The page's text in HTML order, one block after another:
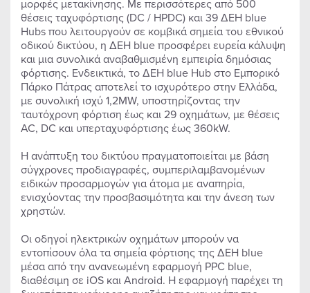
μορφές μετακίνησης. Με περισσότερες από 500
θέσεις ταχυφόρτισης (DC / HPDC) και 39 ΔΕΗ blue
Hubs που λειτουργούν σε κομβικά σημεία του εθνικού
οδικού δικτύου, η ΔΕΗ blue προσφέρει ευρεία κάλυψη
και μια συνολικά αναβαθμισμένη εμπειρία δημόσιας
φόρτισης. Ενδεικτικά, το ΔΕΗ blue Hub στο Εμπορικό
Πάρκο Πάτρας αποτελεί το ισχυρότερο στην Ελλάδα,
με συνολική ισχύ 1,2MW, υποστηρίζοντας την
ταυτόχρονη φόρτιση έως και 29 οχημάτων, με θέσεις
AC, DC και υπερταχυφόρτισης έως 360kW.
Η ανάπτυξη του δικτύου πραγματοποιείται με βάση
σύγχρονες προδιαγραφές, συμπεριλαμβανομένων
ειδικών προσαρμογών για άτομα με αναπηρία,
ενισχύοντας την προσβασιμότητα και την άνεση των
χρηστών.
Οι οδηγοί ηλεκτρικών οχημάτων μπορούν να
εντοπίσουν όλα τα σημεία φόρτισης της ΔΕΗ blue
μέσα από την ανανεωμένη εφαρμογή PPC blue,
διαθέσιμη σε iOS και Android. Η εφαρμογή παρέχει τη